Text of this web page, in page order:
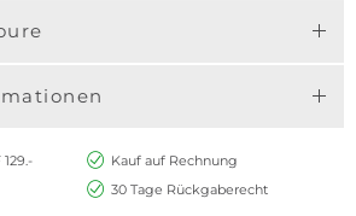
Kauf auf Rechnung
30 Tage Rückgaberecht